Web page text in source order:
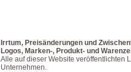
Irrtum, Preisänderungen und
Logos, Marken-, Produkt- und
Alle auf dieser Website veröffentlichten
Unternehmen.